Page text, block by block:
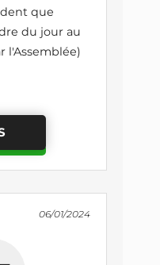
que
du jour au
l'Assemblée)
06/01/2024